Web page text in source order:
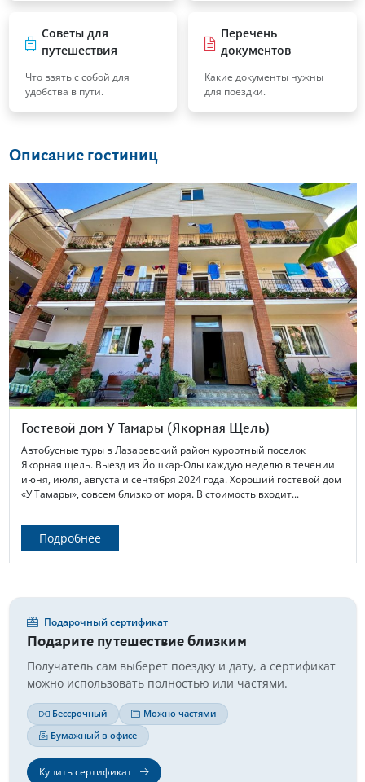
Советы для
путешествия
Что взять с собой для
удобства в пути.
Перечень
документов
Какие документы нужны
для поездки.
Описание гостиниц
Гостевой дом У Тамары (Якорная Щель)
Автобусные туры в Лазаревский район курортный поселок
Якорная щель. Выезд из Йошкар-Олы каждую неделю в течении
июня, июля, августа и сентября 2024 года. Хороший гостевой дом
«У Тамары», совсем близко от моря. В стоимость входит...
Подробнее
Подарочный сертификат
Подарите путешествие близким
Получатель сам выберет поездку и дату, а сертификат
можно использовать полностью или частями.
Бессрочный
Можно частями
Бумажный в офисе
Купить сертификат